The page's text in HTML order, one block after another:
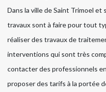
Dans la ville de Saint Trimoel
travaux sont à faire pour tout
réaliser des travaux de
interventions qui sont très
contacter des professionnels
proposer des tarifs à la portée